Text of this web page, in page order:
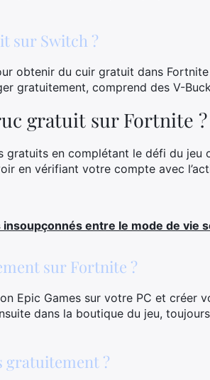
sur Switch ?
obtenir du cuir gratuit dans
gratuitement, comprend des V-
gratuit sur Fortnite ?
gratuits en complétant le défi du
en vérifiant votre compte avec
entre le mode de vie
sur Fortnite ?
Epic Games sur votre PC et
dans la boutique du jeu,
gratuitement ?